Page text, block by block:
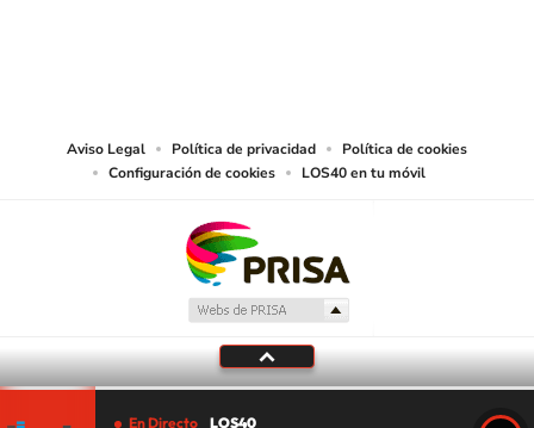
Aviso Legal Política de privacidad
Política de cookies
Configuración de cookies
LOS40 en tu móvil
En Directo LOS40